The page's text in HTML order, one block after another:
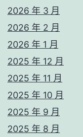
2026 年 3 月
2026 年 2 月
2026 年 1 月
2025 年 12 月
2025 年 11 月
2025 年 10 月
2025 年 9 月
2025 年 8 月